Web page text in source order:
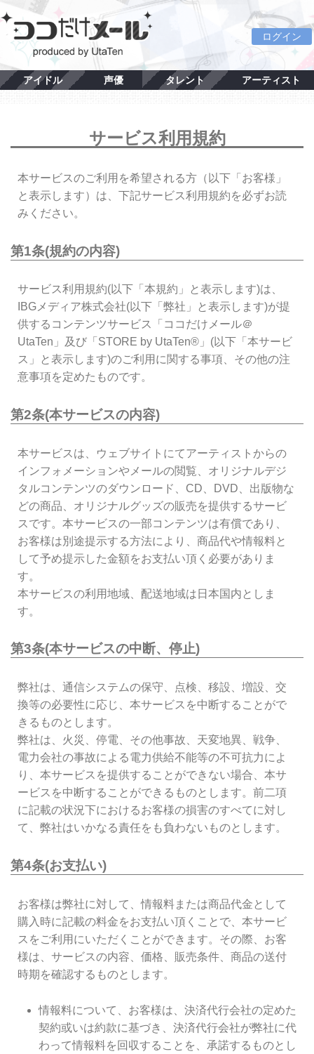
ログイン
アイドル 声優 タレント アーティスト
サービス利用規約
本サービスのご利用を希望される方（以下「お客様」
と表示します）は、下記サービス利用規約を必ずお読
みください。
第1条(規約の内容)
サービス利用規約(以下「本規約」と表示します)は、
IBGメディア株式会社(以下「弊社」と表示します)が提
供するコンテンツサービス「ココだけメール＠
UtaTen」及び「STORE by UtaTen®」(以下「本サービ
ス」と表示します)のご利用に関する事項、その他の注
意事項を定めたものです。
第2条(本サービスの内容)
本サービスは、ウェブサイトにてアーティストからの
インフォメーションやメールの閲覧、オリジナルデジ
タルコンテンツのダウンロード、CD、DVD、出版物な
どの商品、オリジナルグッズの販売を提供するサービ
スです。本サービスの一部コンテンツは有償であり、
お客様は別途提示する方法により、商品代や情報料と
して予め提示した金額をお支払い頂く必要がありま
す。
本サービスの利用地域、配送地域は日本国内としま
す。
第3条(本サービスの中断、停止)
弊社は、通信システムの保守、点検、移設、増設、交
換等の必要性に応じ、本サービスを中断することがで
きるものとします。
弊社は、火災、停電、その他事故、天変地異、戦争、
電力会社の事故による電力供給不能等の不可抗力によ
り、本サービスを提供することができない場合、本サ
ービスを中断することができるものとします。前二項
に記載の状況下におけるお客様の損害のすべてに対し
て、弊社はいかなる責任をも負わないものとします。
第4条(お支払い)
お客様は弊社に対して、情報料または商品代金として
購入時に記載の料金をお支払い頂くことで、本サービ
スをご利用にいただくことができます。その際、お客
様は、サービスの内容、価格、販売条件、商品の送付
時期を確認するものとします。
情報料について、お客様は、決済代行会社の定めた
契約或いは約款に基づき、決済代行会社が弊社に代
わって情報料を回収することを、承諾するものとし